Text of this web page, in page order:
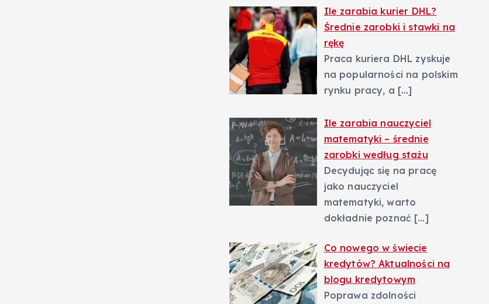
Ile zarabia kurier DHL?
Średnie zarobki i stawki na
rękę
Praca kuriera DHL zyskuje
na popularności na polskim
rynku pracy, a […]
Ile zarabia nauczyciel
matematyki – średnie
zarobki według stażu
Decydując się na pracę
jako nauczyciel
matematyki, warto
dokładnie poznać […]
Co nowego w świecie
kredytów? Aktualności na
blogu kredytowym
Poprawa zdolności